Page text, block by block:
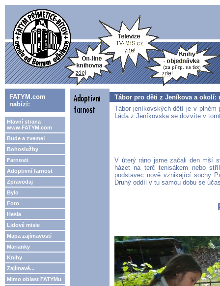
FATYM.com
nabízí:
Hlavní strana
www.FATYM.com
Bude a zveme!
Bohoslužby
Farnosti
Adoptivní farnost
Zpravodaj
Bylo
Foto
Hesla
Lidové misie
Mapa zajímavostí
Marianky
Knihy
Zajímavé...
Mimo oblast FATYMu
Tábor pro děti z Jeníkova a okolí:
Tábor jeníkovských dětí je v plném
Láďa z Jeníkovska se dozvíte v
V úterý ráno jsme začali den mší
házet na terč tenisákem nebo
podstavec nově vznikající sochy
Druhý oddíl v tu samou dobu se